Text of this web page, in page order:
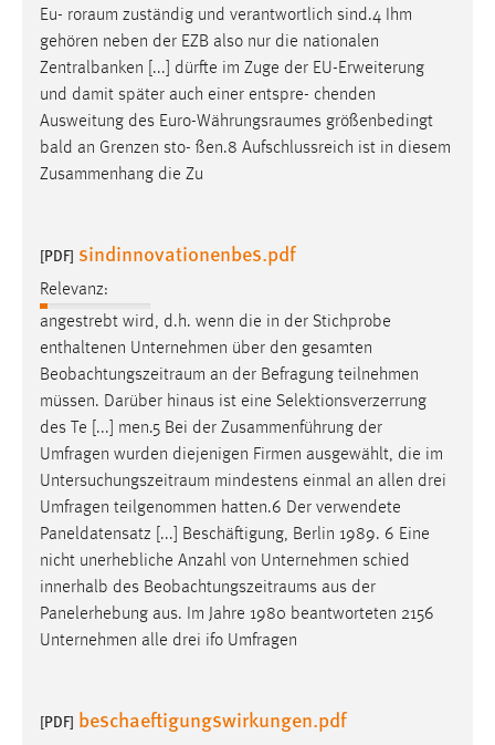
Eu- roraum zuständig und verantwortlich sind.4 Ihm
gehören neben der EZB also nur die nationalen
Zentralbanken [...] dürfte im Zuge der EU-Erweiterung
und damit später auch einer entspre- chenden
Ausweitung des Euro-Währungsraumes größenbedingt
bald an Grenzen sto- ßen.8 Aufschlussreich ist in diesem
Zusammenhang die Zu
[PDF] sindinnovationenbes.pdf
Relevanz:
angestrebt wird, d.h. wenn die in der Stichprobe
enthaltenen Unternehmen über den gesamten
Beobachtungszeitraum an der Befragung teilnehmen
müssen. Darüber hinaus ist eine Selektionsverzerrung
des Te [...] men.5 Bei der Zusammenführung der
Umfragen wurden diejenigen Firmen ausgewählt, die im
Untersuchungszeitraum mindestens einmal an allen drei
Umfragen teilgenommen hatten.6 Der verwendete
Paneldatensatz [...] Beschäftigung, Berlin 1989. 6 Eine
nicht unerhebliche Anzahl von Unternehmen schied
innerhalb des Beobachtungszeitraums aus der
Panelerhebung aus. Im Jahre 1980 beantworteten 2156
Unternehmen alle drei ifo Umfragen
[PDF] beschaeftigungswirkungen.pdf
Cookie Laufzeit:
MibewSessionID, mibew-chat-frame-style-
5e9dbeb1811c0446 = Sitzungslaufzeit, mibew_locale = 3
Jahre, MIBEW_UserID = 1 Jahr
Login
Zweck:
Dieser Cookie ist notwendig um sich an der Website
einloggen zu können.
Cookie Laufzeit:
24 Stunden
STATISTIK
Statistik Cookies erfassen Informationen anonym.
Diese Informationen helfen uns zu verstehen, wie
unsere Besucher unsere Website nutzen.
Matomo
Name:
Zweck: